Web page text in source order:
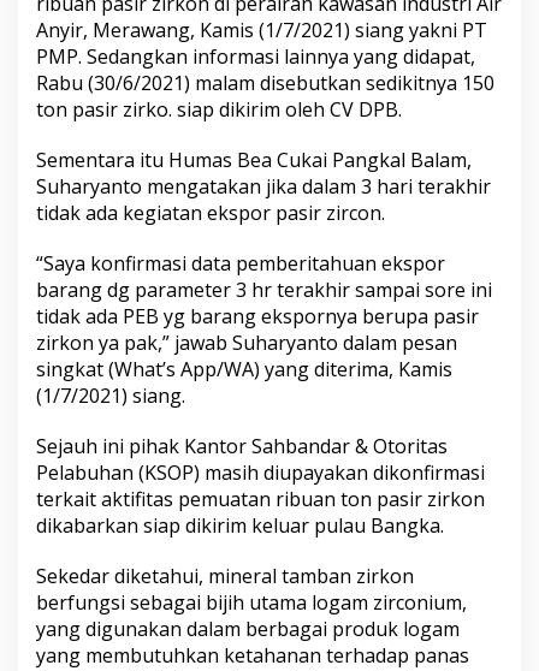
Anyir, Merawang, Kamis (1/7/2021) siang yakni PT
PMP. Sedangkan informasi lainnya yang didapat,
Rabu (30/6/2021) malam disebutkan sedikitnya 150
ton pasir zirko. siap dikirim oleh CV DPB.
Sementara itu Humas Bea Cukai Pangkal Balam,
Suharyanto mengatakan jika dalam 3 hari terakhir
tidak ada kegiatan ekspor pasir zircon.
“Saya konfirmasi data pemberitahuan ekspor
barang dg parameter 3 hr terakhir sampai sore ini
tidak ada PEB yg barang ekspornya berupa pasir
zirkon ya pak,” jawab Suharyanto dalam pesan
singkat (What’s App/WA) yang diterima, Kamis
(1/7/2021) siang.
Sejauh ini pihak Kantor Sahbandar & Otoritas
Pelabuhan (KSOP) masih diupayakan dikonfirmasi
terkait aktifitas pemuatan ribuan ton pasir zirkon
dikabarkan siap dikirim keluar pulau Bangka.
Sekedar diketahui, mineral tamban zirkon
berfungsi sebagai bijih utama logam zirconium,
yang digunakan dalam berbagai produk logam
yang membutuhkan ketahanan terhadap panas